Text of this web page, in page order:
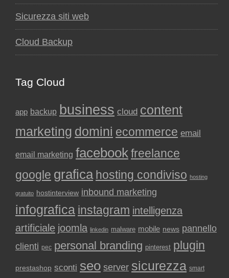
Sicurezza siti web
Cloud Backup
Tag Cloud
app backup business cloud content
marketing domini ecommerce email
email marketing facebookfreelance
google grafica hosting condiviso hosting
gratuito hostinterview inbound marketing
infografica instagram intelligenza
artificiale joomla linkedin malware mobile news pannello
clienti pec personal branding pinterest plugin
prestashop sconti seo server sicurezza smart